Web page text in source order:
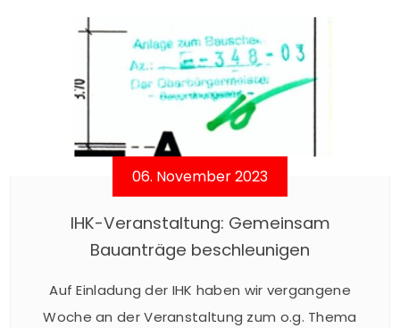
06. November 2023
IHK-Veranstaltung: Gemeinsam
Bauanträge beschleunigen
Auf Einladung der IHK haben wir vergangene
Woche an der Veranstaltung zum o.g. Thema